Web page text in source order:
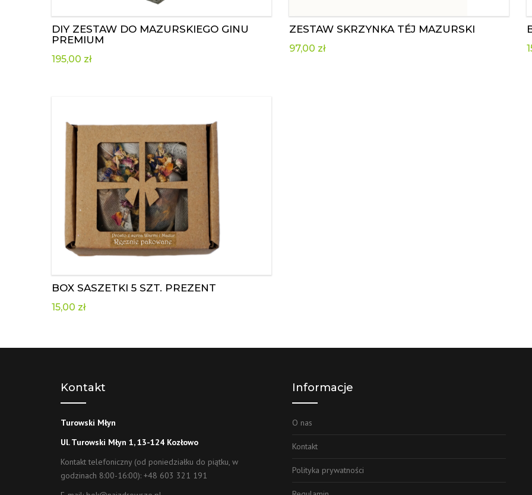
DIY ZESTAW DO MAZURSKIEGO GINU
PREMIUM
195,00 zł
ZESTAW SKRZYNKA TÉJ MAZURSKI
97,00 zł
BOX SASZETKI 5 SZT. PREZENT
15,00 zł
Kontakt
Turowski Młyn
Ul. Turowski Młyn 1, 13-124 Kozłowo
Kontakt telefoniczny (od poniedziałku do piątku, w
godzinach 8:00-16:00): +48 603 321 191
Informacje
O nas
Kontakt
Polityka prywatności